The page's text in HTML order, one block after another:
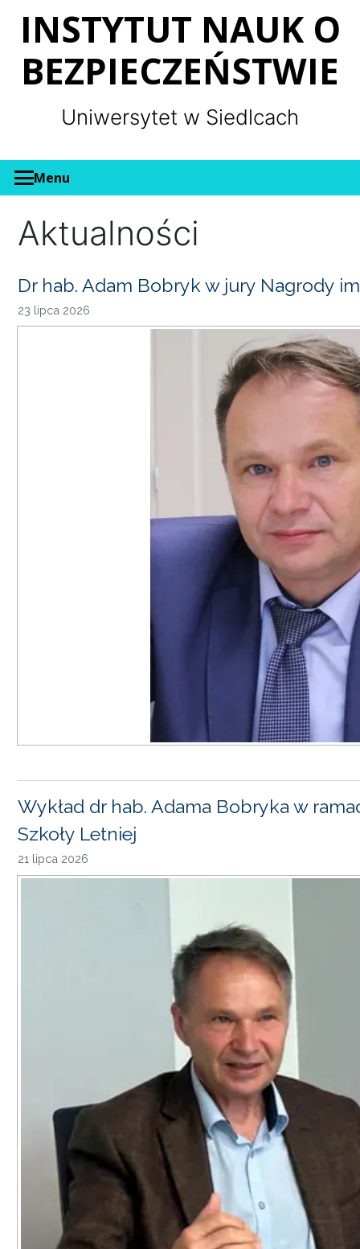
INSTYTUT NAUK O
BEZPIECZEŃSTWIE
Uniwersytet w Siedlcach
Menu
Aktualności
Dr hab. Adam Bobryk w jury Nagrody
23 lipca 2026
Wykład dr hab. Adama Bobryka w
Szkoły Letniej
21 lipca 2026